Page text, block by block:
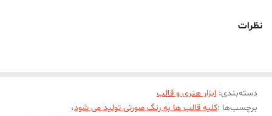
نظرات
دسته‌بندی: ابزار هنری و قالب
برچسب‌ها :کلیه قالب ها به رنگ صورتی تولید می شود،